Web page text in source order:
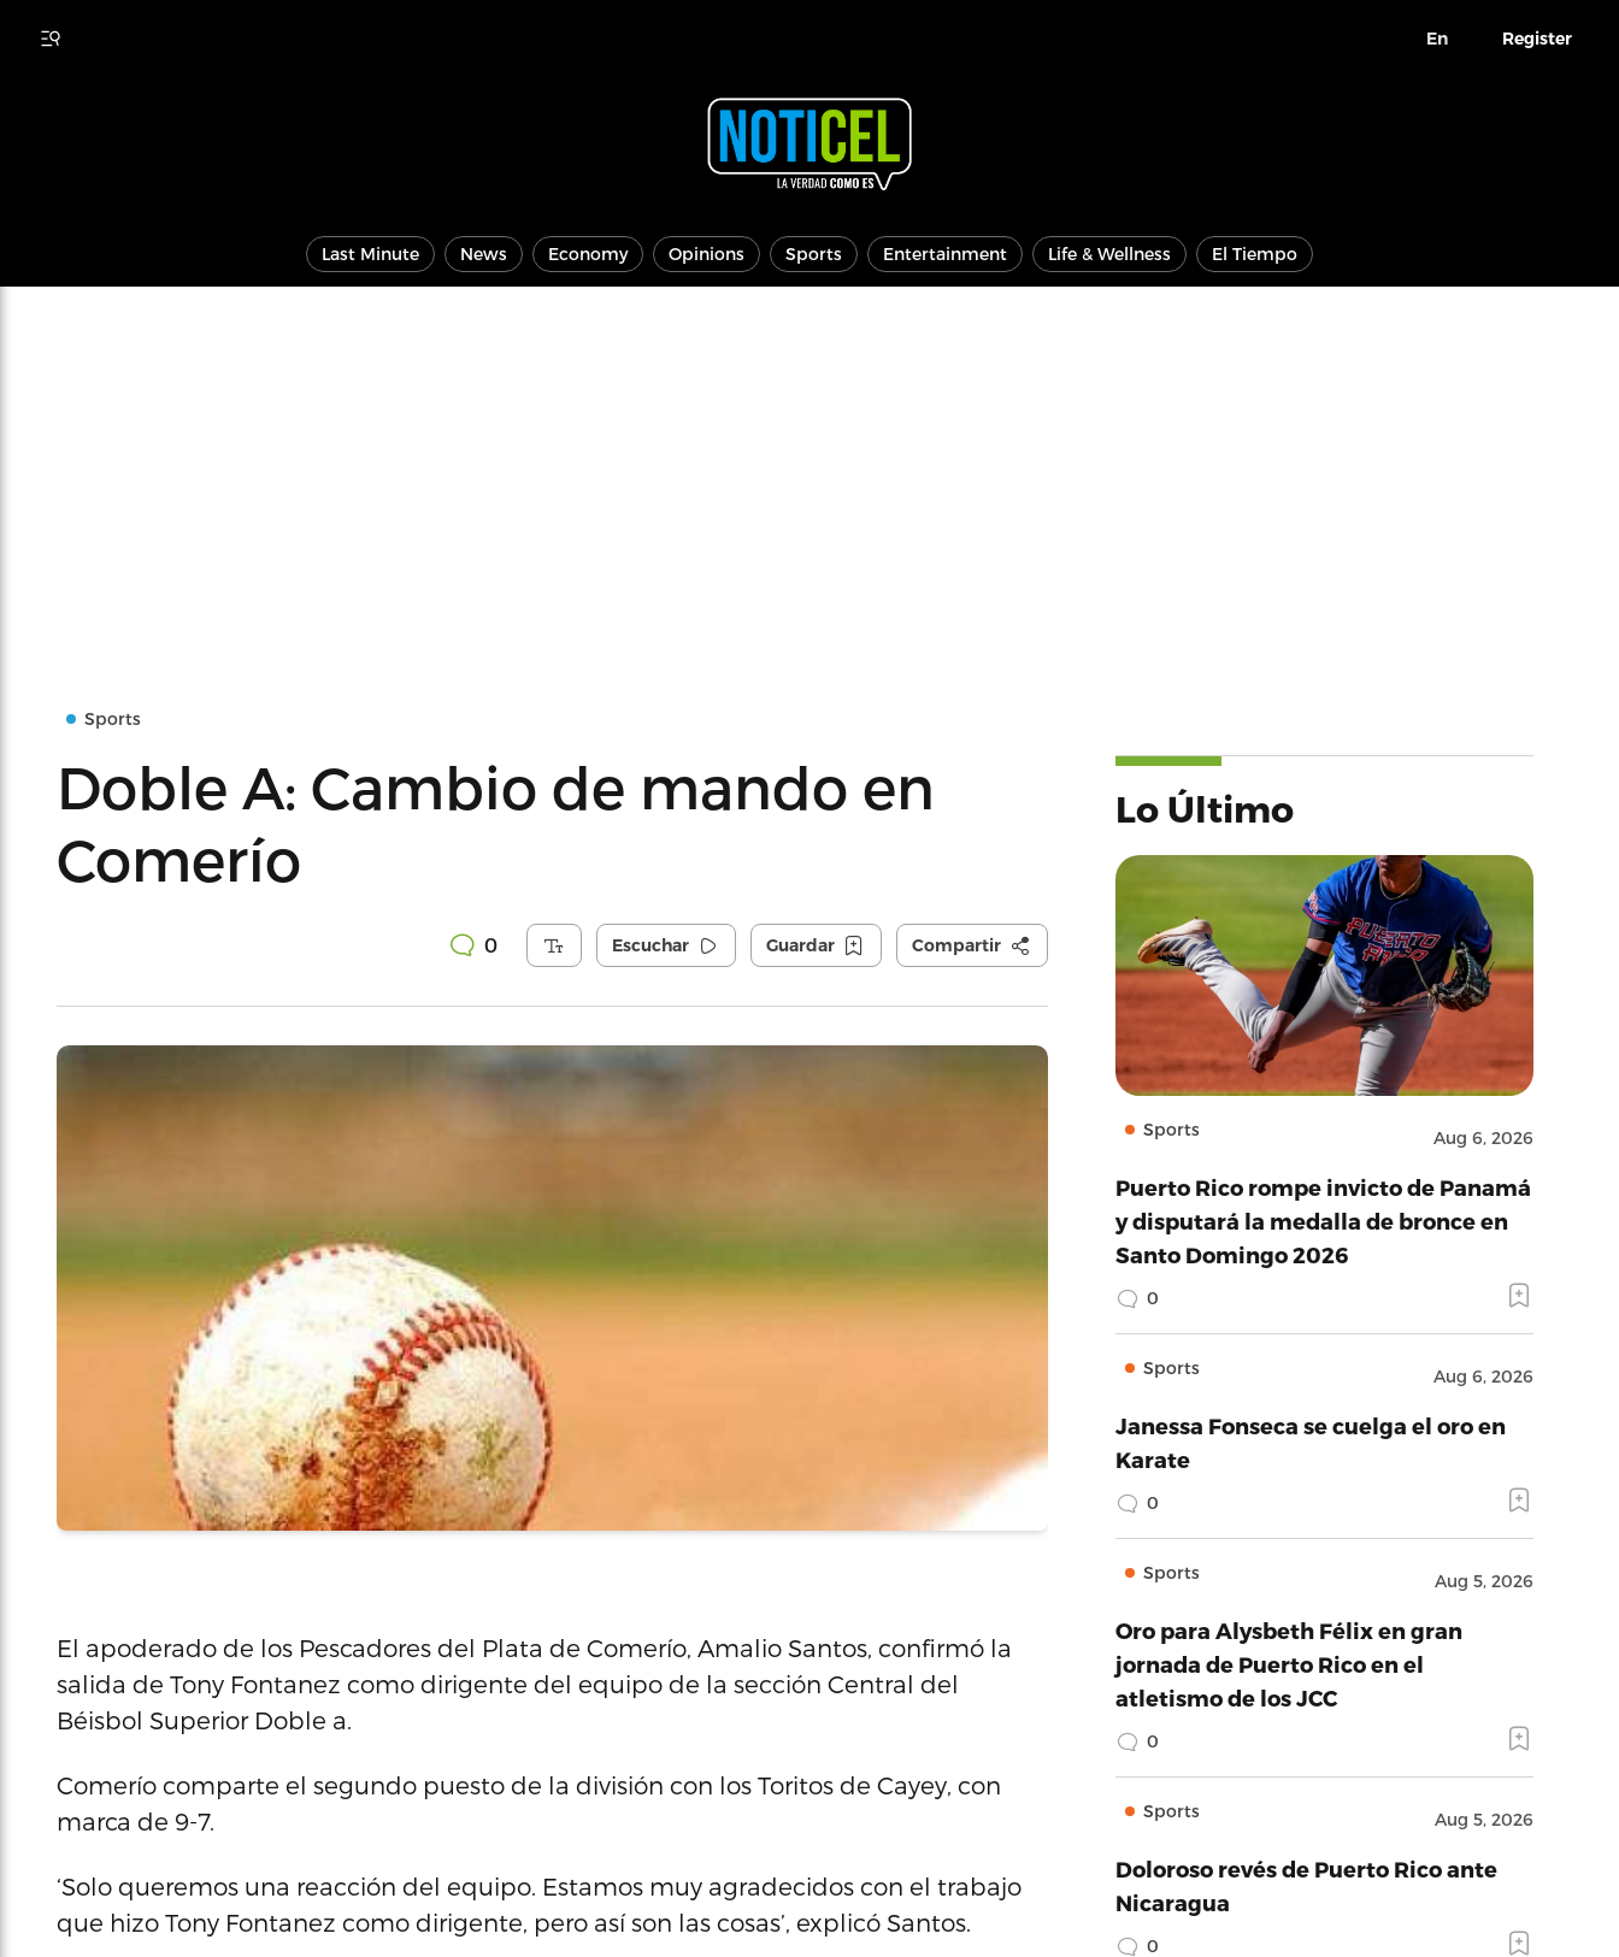
En Register
Last Minute News Economy Opinions Sports Entertainment Life & Wellness El Tiempo
Sports
Doble A: Cambio de mando en
Comerío
0 Escuchar Guardar Compartir
El apoderado de los Pescadores del Plata de Comerío, Amalio Santos, confirmó la
salida de Tony Fontanez como dirigente del equipo de la sección Central del
Béisbol Superior Doble a.
Comerío comparte el segundo puesto de la división con los Toritos de Cayey, con
marca de 9-7.
‘Solo queremos una reacción del equipo. Estamos muy agradecidos con el trabajo
que hizo Tony Fontanez como dirigente, pero así son las cosas’, explicó Santos.
Lo Último
Sports Aug 6, 2026
Puerto Rico rompe invicto de Panamá
y disputará la medalla de bronce en
Santo Domingo 2026
0
Sports Aug 6, 2026
Janessa Fonseca se cuelga el oro en
Karate
0
Sports Aug 5, 2026
Oro para Alysbeth Félix en gran
jornada de Puerto Rico en el
atletismo de los JCC
0
Sports Aug 5, 2026
Doloroso revés de Puerto Rico ante
Nicaragua
0